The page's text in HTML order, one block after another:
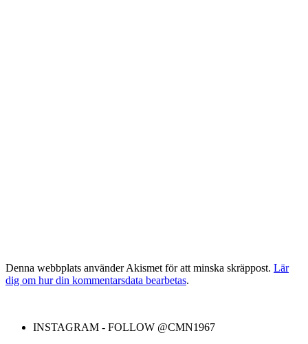
Denna webbplats använder Akismet för att minska skräppost. Lär
dig om hur din kommentarsdata bearbetas.
INSTAGRAM - FOLLOW @CMN1967